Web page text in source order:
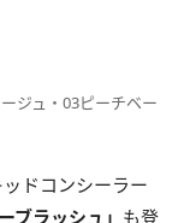
ジュ・03ピーチベー
ドコンシーラー
ブラッシュ」 も登